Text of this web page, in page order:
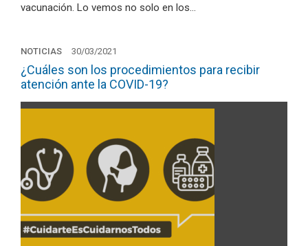
vacunación. Lo vemos no solo en los…
NOTICIAS 30/03/2021
¿Cuáles son los procedimientos para recibir
atención ante la COVID-19?